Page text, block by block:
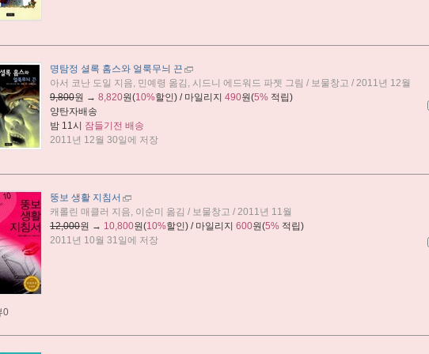
명탐정 셜록 홈스와 얼룩무늬 끈
아서 코난 도일 지음, 민예령 옮김, 시드니 에드워드 파젯 그림 / 보물창고 / 2011년 12월
9,800원 → 8,820원(10%할인) / 마일리지 490원(5% 적립)
양탄자배송
밤 11시 잠들기전 배송
2011년 12월 30일에 저장
뚱보 생활 지침서
캐롤린 매클러 지음, 이순미 옮김 / 보물창고 / 2011년 11월
12,000원 → 10,800원(10%할인) / 마일리지 600원(5% 적립)
2011년 10월 31일에 저장
0